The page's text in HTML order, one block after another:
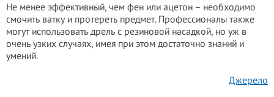
Не менее эффективный, чем фен или ацетон – необходимо
смочить ватку и протереть предмет. Профессионалы также
могут использовать дрель с резиновой насадкой, но уж в
очень узких случаях, имея при этом достаточно знаний и
умений.
Джерело